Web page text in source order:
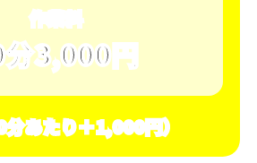
作業料
3,000円
分あたり＋1,000円）